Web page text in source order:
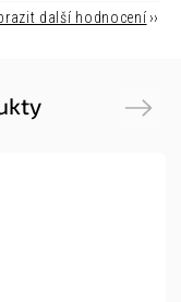
další hodnocení
Next